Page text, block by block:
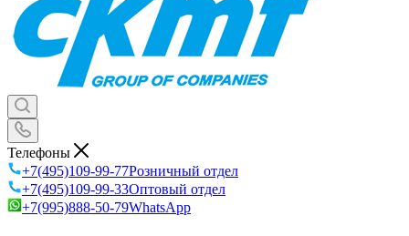
Телефоны
+7(495)109-99-77Розничный отдел
+7(495)109-99-33Оптовый отдел
+7(995)888-50-79WhatsApp